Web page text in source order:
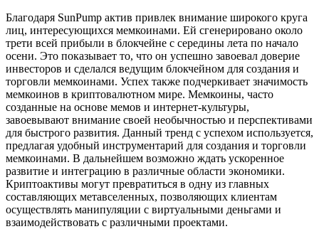
Благодаря SunPump актив привлек внимание широкого круга
лиц, интересующихся мемкоинами. Ей сгенерировано около
трети всей прибыли в блокчейне с середины лета по начало
осени. Это показывает то, что он успешно завоевал доверие
инвесторов и сделался ведущим блокчейном для создания и
торговли мемкоинами. Успех также подчеркивает значимость
мемкоинов в криптовалютном мире. Мемкоины, часто
созданные на основе мемов и интернет-культуры,
завоевывают внимание своей необычностью и перспективами
для быстрого развития. Данный тренд с успехом используется,
предлагая удобный инструментарий для создания и торговли
мемкоинами. В дальнейшем возможно ждать ускоренное
развитие и интеграцию в различные области экономики.
Криптоактивы могут превратиться в одну из главных
составляющих метавселенных, позволяющих клиентам
осуществлять манипуляции с виртуальными деньгами и
взаимодействовать с различными проектами.